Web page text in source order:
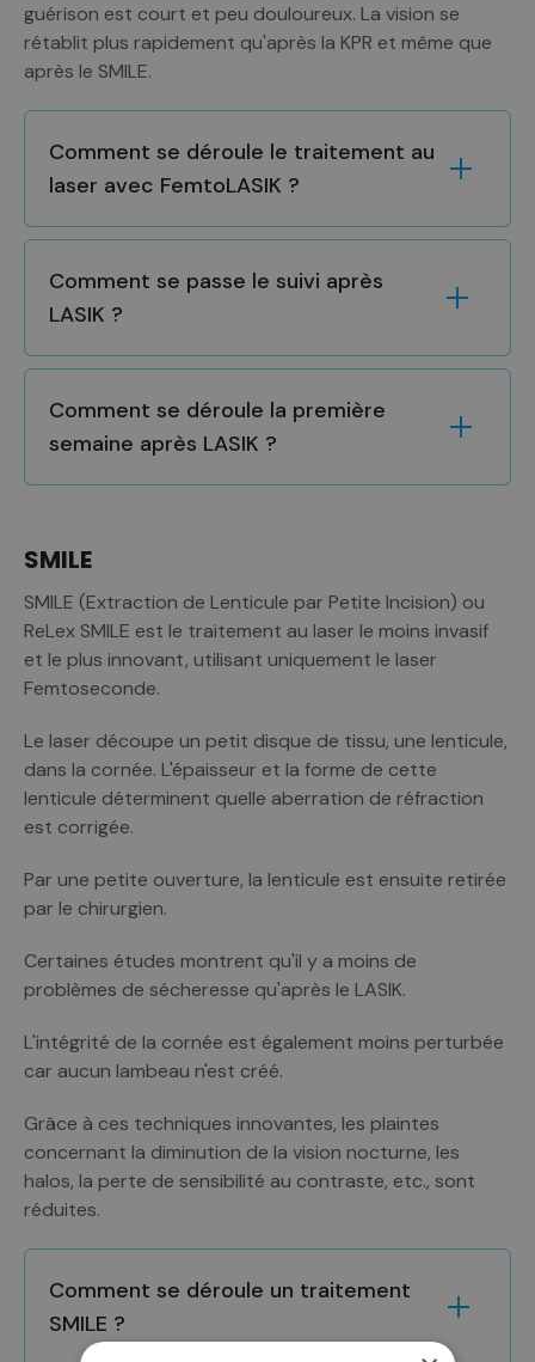
guérison est court et peu douloureux. La vision se
rétablit plus rapidement qu'après la KPR et même que
après le SMILE.
Comment se déroule le traitement au
laser avec FemtoLASIK ?
Comment se passe le suivi après
LASIK ?
Comment se déroule la première
semaine après LASIK ?
SMILE
SMILE (Extraction de Lenticule par Petite Incision) ou
ReLex SMILE est le traitement au laser le moins invasif
et le plus innovant, utilisant uniquement le laser
Femtoseconde.
Le laser découpe un petit disque de tissu, une lenticule,
dans la cornée. L'épaisseur et la forme de cette
lenticule déterminent quelle aberration de réfraction
est corrigée.
Par une petite ouverture, la lenticule est ensuite retirée
par le chirurgien.
Certaines études montrent qu'il y a moins de
problèmes de sécheresse qu'après le LASIK.
L'intégrité de la cornée est également moins perturbée
car aucun lambeau n'est créé.
Grâce à ces techniques innovantes, les plaintes
concernant la diminution de la vision nocturne, les
halos, la perte de sensibilité au contraste, etc., sont
réduites.
Comment se déroule un traitement
SMILE ?